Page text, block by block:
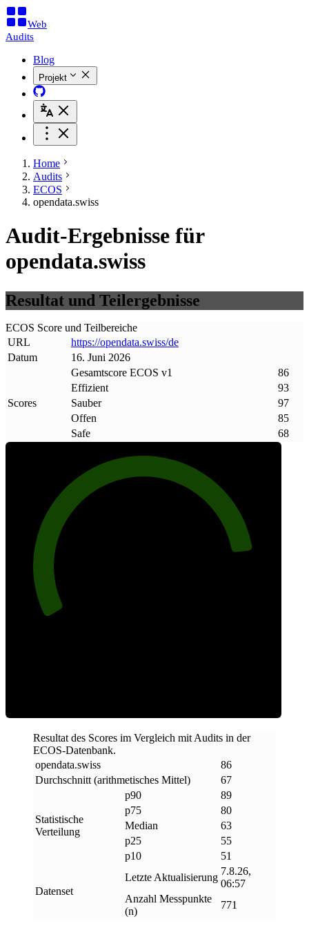
Web
Audits
Blog
Projekt
Home
Audits
ECOS
opendata.swiss
Audit-Ergebnisse für
opendata.swiss
Resultat und Teilergebnisse
ECOS Score und Teilbereiche
URL
https://opendata.swiss/de
Datum
16. Juni 2026
Scores
Gesamtscore ECOS v1
86
Effizient
93
Sauber
97
Offen
85
Safe
68
Resultat des Scores im Vergleich mit Audits in der
ECOS-Datenbank.
opendata.swiss
86
Durchschnitt (arithmetisches Mittel)
67
Statistische
Verteilung
p90
89
p75
80
Median
63
p25
55
p10
51
Datenset
Letzte Aktualisierung
7.8.26,
06:57
Anzahl Messpunkte
(n)
771